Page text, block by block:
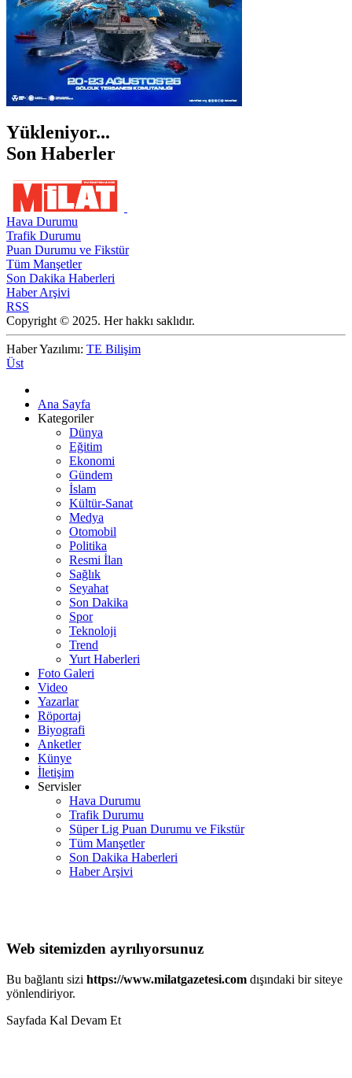
Yükleniyor...
Son Haberler
Hava Durumu
Trafik Durumu
Puan Durumu ve Fikstür
Tüm Manşetler
Son Dakika Haberleri
Haber Arşivi
RSS
Copyright © 2025. Her hakkı saklıdır.
Haber Yazılımı: TE Bilişim
Üst
Ana Sayfa
Kategoriler
Dünya
Eğitim
Ekonomi
Gündem
İslam
Kültür-Sanat
Medya
Otomobil
Politika
Resmi İlan
Sağlık
Seyahat
Son Dakika
Spor
Teknoloji
Trend
Yurt Haberleri
Foto Galeri
Video
Yazarlar
Röportaj
Biyografi
Anketler
Künye
İletişim
Servisler
Hava Durumu
Trafik Durumu
Süper Lig Puan Durumu ve Fikstür
Tüm Manşetler
Son Dakika Haberleri
Haber Arşivi
Web sitemizden ayrılıyorsunuz
Bu bağlantı sizi https://www.milatgazetesi.com dışındaki bir siteye
yönlendiriyor.
Sayfada Kal Devam Et